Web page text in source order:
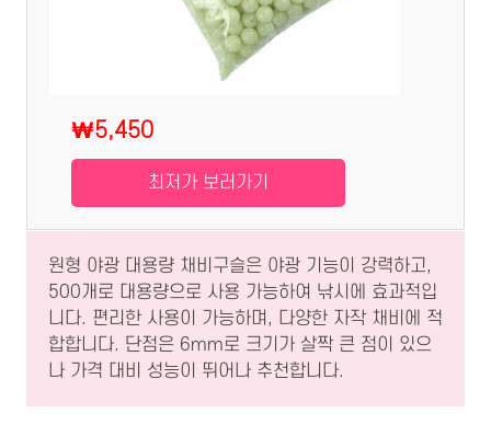
₩5,450
최저가 보러가기
원형 야광 대용량 채비구슬은 야광 기능이 강력하고,
500개로 대용량으로 사용 가능하여 낚시에 효과적입
니다. 편리한 사용이 가능하며, 다양한 자작 채비에 적
합합니다. 단점은 6mm로 크기가 살짝 큰 점이 있으
나 가격 대비 성능이 뛰어나 추천합니다.